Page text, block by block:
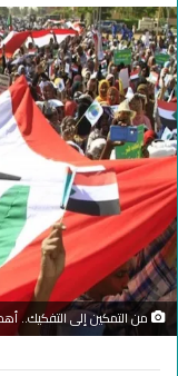
من التمكين إلى التفكيك..